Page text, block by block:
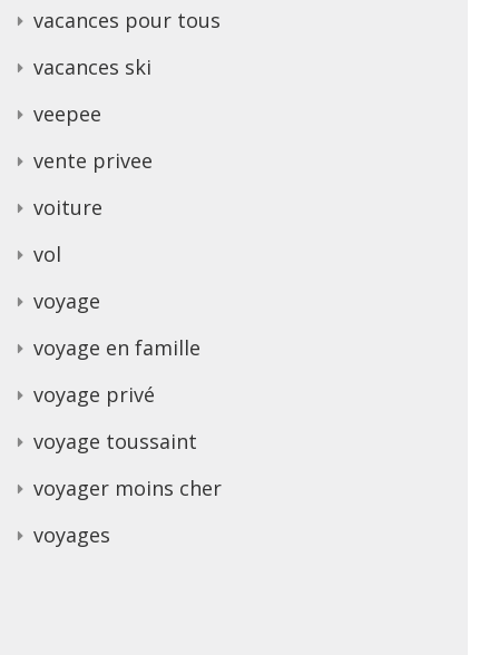
vacances pour tous
vacances ski
veepee
vente privee
voiture
vol
voyage
voyage en famille
voyage privé
voyage toussaint
voyager moins cher
voyages